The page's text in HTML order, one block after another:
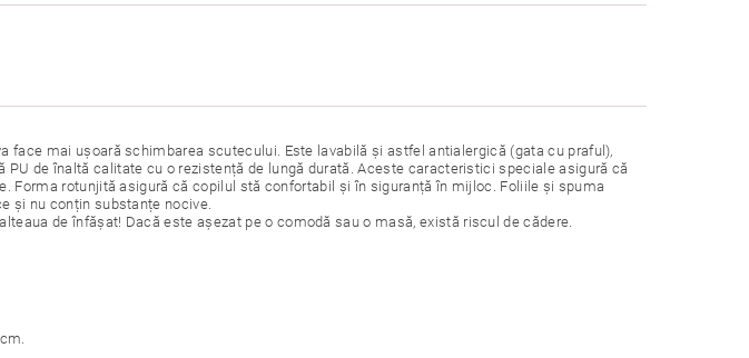
face mai ușoară schimbarea scutecului. Este lavabilă și astfel antialergică (gata cu praful),
de înaltă calitate cu o rezistență de lungă durată. Aceste caracteristici speciale asigură că
Forma rotunjită asigură că copilul stă confortabil și în siguranță în mijloc. Foliile și spuma
și nu conțin substanțe nocive.
de înfășat! Dacă este așezat pe o comodă sau o masă, există riscul de cădere.